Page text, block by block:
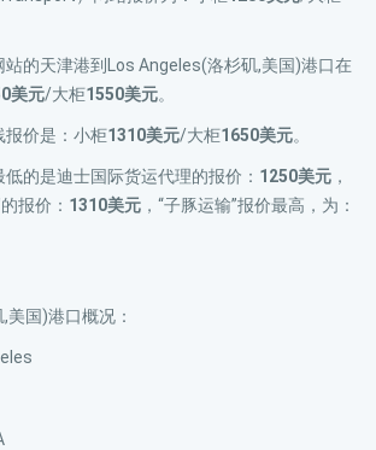
的天津港到Los Angeles(洛杉矶,美国)港口在
美元/大柜1550美元。
报价是：小柜1310美元/大柜1650美元。
的是迪士国际货运代理的报价： 1250美元 ，
报价： 1310美元 ，“子豚运输”报价最高，为：
美国)港口概况：